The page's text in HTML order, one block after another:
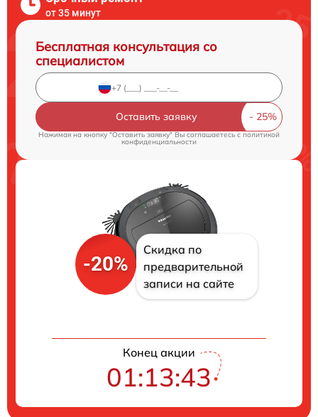
от 35 минут
Бесплатная консультация со
специалистом
Оставить заявку
Нажимая на кнопку "Оставить заявку" Вы соглашаетесь cполитикой
конфиденциальности
-20%
Скидка по
предварительной
записи на сайте
Конец акции
01:13:42